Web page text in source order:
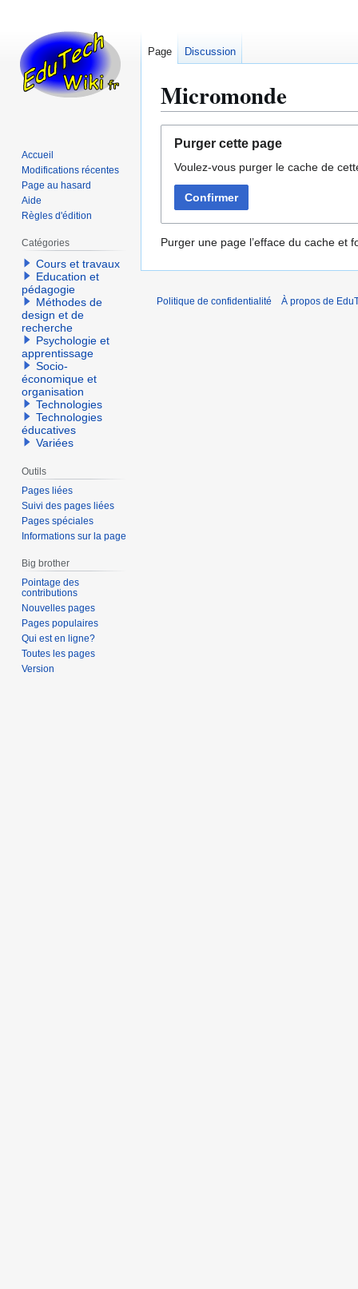
Micromonde
navigation
recherche
Purger cette page
Voulez-vous purger le cache de
Confirmer
Purger une page l’efface du cache et
Page Discussion
Accueil
Modifications récentes
Page au hasard
Aide
Règles d'édition
Catégories
Cours et travaux
Education et
pédagogie
Méthodes de
design et de
recherche
Psychologie et
apprentissage
Socio-
économique et
organisation
Technologies
Technologies
éducatives
Variées
Outils
Pages liées
Suivi des pages liées
Pages spéciales
Informations sur la page
Big brother
Pointage des
contributions
Nouvelles pages
Pages populaires
Qui est en ligne?
Toutes les pages
Version
Politique de confidentialité À propos de